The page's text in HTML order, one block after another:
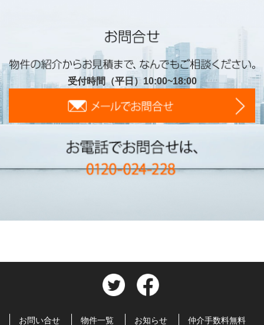
受付時間（平日）10:00~18:00
お問い合せ 物件一覧 お知らせ 仲介手数料無料